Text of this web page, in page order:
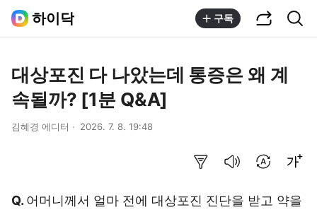
하이닥 구독
대상포진 다 나았는데 통증은 왜 계
속될까? [1분 Q&A]
김혜경 에디터 2026. 7. 8. 19:48
Q. 어머니께서 얼마 전에 대상포진 진단을 받고 약을